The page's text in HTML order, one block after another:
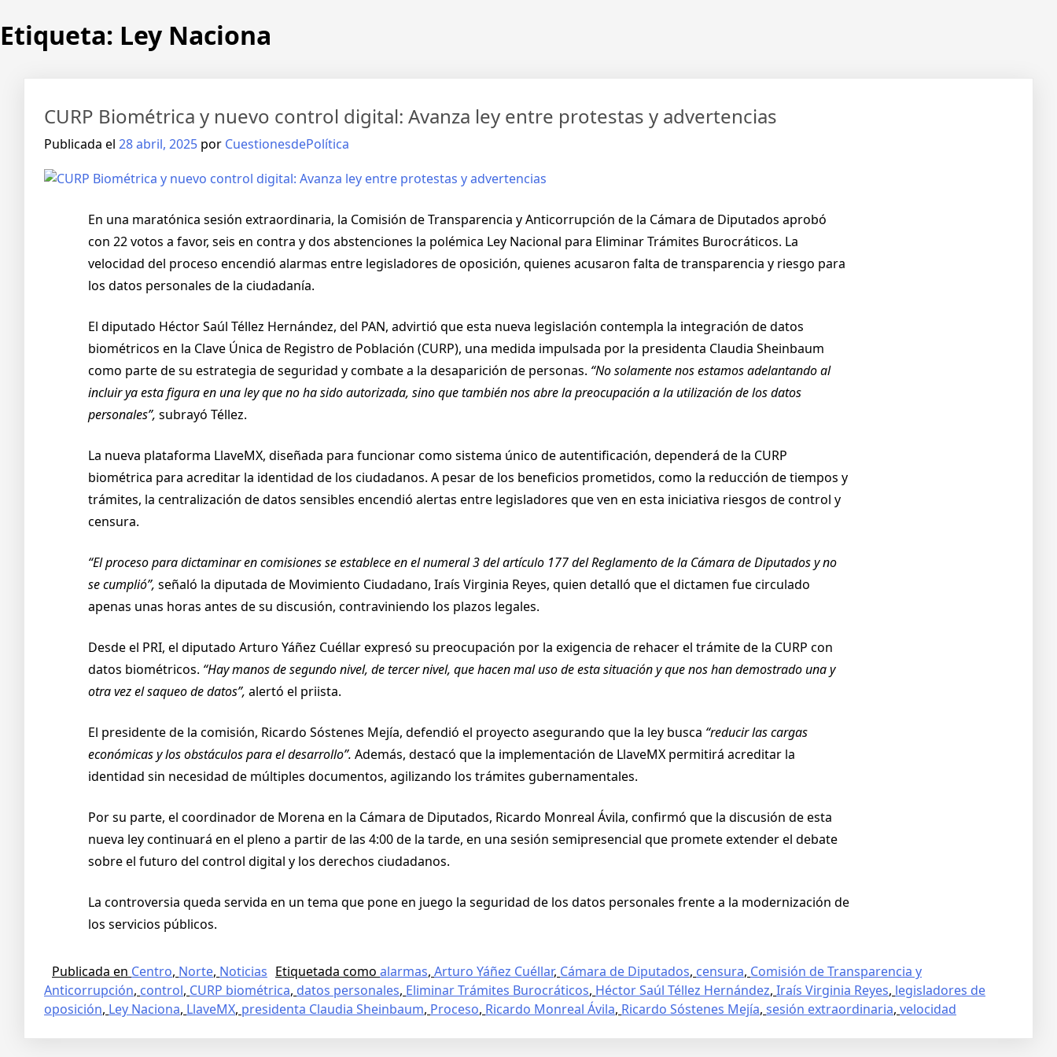
Etiqueta: Ley Naciona
CURP Biométrica y nuevo control digital: Avanza ley entre protestas y advertencias
Publicada el 28 abril, 2025 por CuestionesdePolítica
En una maratónica sesión extraordinaria, la Comisión de Transparencia y Anticorrupción de la Cámara de Diputados aprobó
con 22 votos a favor, seis en contra y dos abstenciones la polémica Ley Nacional para Eliminar Trámites Burocráticos. La
velocidad del proceso encendió alarmas entre legisladores de oposición, quienes acusaron falta de transparencia y riesgo para
los datos personales de la ciudadanía.
El diputado Héctor Saúl Téllez Hernández, del PAN, advirtió que esta nueva legislación contempla la integración de datos
biométricos en la Clave Única de Registro de Población (CURP), una medida impulsada por la presidenta Claudia Sheinbaum
como parte de su estrategia de seguridad y combate a la desaparición de personas. “No solamente nos estamos adelantando al
incluir ya esta figura en una ley que no ha sido autorizada, sino que también nos abre la preocupación a la utilización de los datos
personales”, subrayó Téllez.
La nueva plataforma LlaveMX, diseñada para funcionar como sistema único de autentificación, dependerá de la CURP
biométrica para acreditar la identidad de los ciudadanos. A pesar de los beneficios prometidos, como la reducción de tiempos y
trámites, la centralización de datos sensibles encendió alertas entre legisladores que ven en esta iniciativa riesgos de control y
censura.
“El proceso para dictaminar en comisiones se establece en el numeral 3 del artículo 177 del Reglamento de la Cámara de Diputados y no
se cumplió”, señaló la diputada de Movimiento Ciudadano, Iraís Virginia Reyes, quien detalló que el dictamen fue circulado
apenas unas horas antes de su discusión, contraviniendo los plazos legales.
Desde el PRI, el diputado Arturo Yáñez Cuéllar expresó su preocupación por la exigencia de rehacer el trámite de la CURP con
datos biométricos. “Hay manos de segundo nivel, de tercer nivel, que hacen mal uso de esta situación y que nos han demostrado una y
otra vez el saqueo de datos”, alertó el priista.
El presidente de la comisión, Ricardo Sóstenes Mejía, defendió el proyecto asegurando que la ley busca “reducir las cargas
económicas y los obstáculos para el desarrollo”. Además, destacó que la implementación de LlaveMX permitirá acreditar la
identidad sin necesidad de múltiples documentos, agilizando los trámites gubernamentales.
Por su parte, el coordinador de Morena en la Cámara de Diputados, Ricardo Monreal Ávila, confirmó que la discusión de esta
nueva ley continuará en el pleno a partir de las 4:00 de la tarde, en una sesión semipresencial que promete extender el debate
sobre el futuro del control digital y los derechos ciudadanos.
La controversia queda servida en un tema que pone en juego la seguridad de los datos personales frente a la modernización de
los servicios públicos.
Publicada en Centro, Norte, Noticias Etiquetada como alarmas, Arturo Yáñez Cuéllar, Cámara de Diputados, censura, Comisión de Transparencia y
Anticorrupción, control, CURP biométrica, datos personales, Eliminar Trámites Burocráticos, Héctor Saúl Téllez Hernández, Iraís Virginia Reyes, legisladores de
oposición, Ley Naciona, LlaveMX, presidenta Claudia Sheinbaum, Proceso, Ricardo Monreal Ávila, Ricardo Sóstenes Mejía, sesión extraordinaria, velocidad